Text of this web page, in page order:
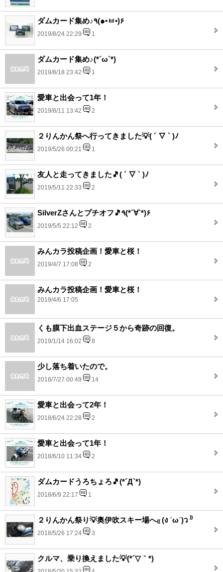
ダムカード集め♪٩(๑•ㅂ•)۶
2019/8/24 22:29 1
ダムカード集め♪(*´ω`*)
2019/8/18 23:42 1
愛車と出会って1年！
2019/8/11 13:42 2
２りんかん祭へ行ってきました💡( ´ ▽ ` )ﾉ
2019/5/26 00:21 1
友人と走ってきました🎵( ´ ▽ ` )ﾉ
2019/5/11 22:33 2
SilverZさんとプチオフ🎵٩(*´∀`*)۶
2019/5/5 22:12 2
みんカラ投稿企画！愛車と桜！
2019/4/7 17:08 2
みんカラ投稿企画！愛車と桜！
2019/4/6 17:05
くも膜下出血ステージ５から奇跡の回復。
2019/1/14 16:02 8
少し落ち着いたので。
2018/7/27 00:49 14
愛車と出会って2年！
2018/6/24 22:28 2
愛車と出会って1年！
2018/6/10 11:34 2
ダムカードうろちょろ🎵(*´Д`*)
2018/6/9 22:17 1
２りんかん祭り💡奥伊吹スキー場へ₍₍ (ง ˙ω˙)ว ⁾⁾
2018/5/26 17:24 3
クルマ、乗り換えました💡(*´▽｀*)